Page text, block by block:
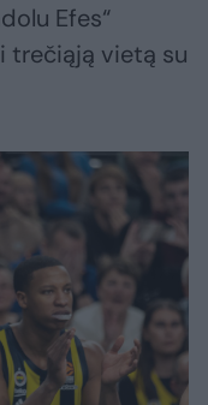
Efes“
trečiąją vietą su